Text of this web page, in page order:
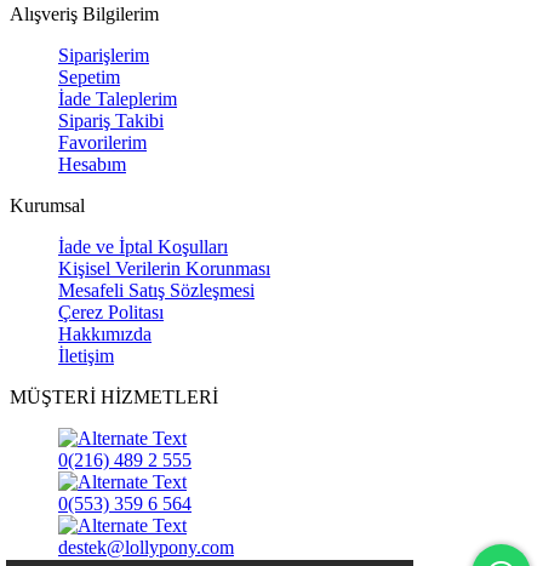
Alışveriş Bilgilerim
Siparişlerim
Sepetim
İade Taleplerim
Sipariş Takibi
Favorilerim
Hesabım
Kurumsal
İade ve İptal Koşulları
Kişisel Verilerin Korunması
Mesafeli Satış Sözleşmesi
Çerez Politası
Hakkımızda
İletişim
MÜŞTERİ HİZMETLERİ
0(216) 489 2 555
0(553) 359 6 564
destek@lollypony.com